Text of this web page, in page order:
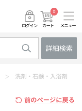
ログイン カート
0
メニュー
詳細検索
＞ 洗剤・石鹸・入浴剤
前のページに戻る